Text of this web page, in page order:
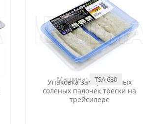
Упаковка замороженных
соленых палочек трески на
трейсилере
Машина: TSA 680